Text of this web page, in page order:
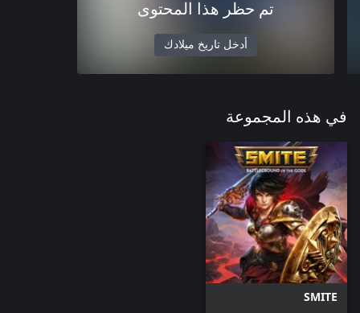
تم حظر هذا المحتوى
أدخل تاريخ ميلادك
في هذه المجموعة
SMITE